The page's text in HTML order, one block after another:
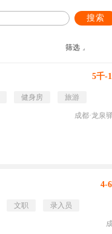
搜索
筛选
5千-
健身房 旅游
成都·龙泉
4-
文职 录入员